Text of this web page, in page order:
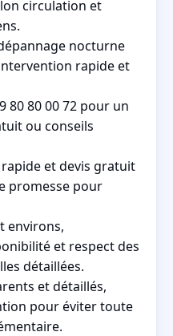
circulation et
nocturne
rapide et
80 80 00 72 pour un
ou conseils
et devis gratuit
promesse pour
environs,
et respect des
détaillées.
et détaillés,
pour éviter toute